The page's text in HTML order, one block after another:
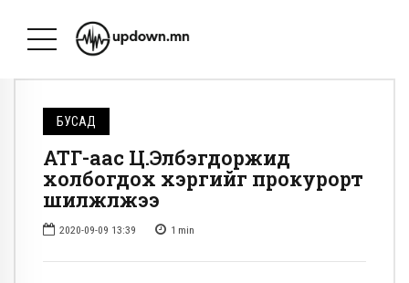
БУСАД
АТГ-аас Ц.Элбэгдоржид
холбогдох хэргийг прокурорт
шилжүүлжээ
2020-09-09 13:39 1 min